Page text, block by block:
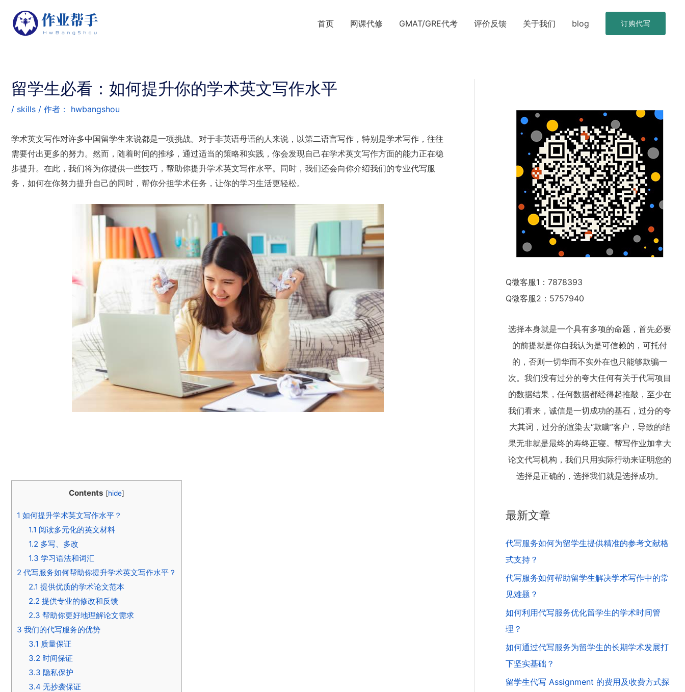
首页 网课代修 GMAT/GRE代考 评价反馈 关于我们 blog 订购代写
留学生必看：如何提升你的学术英文写作水平
/ skills / 作者： hwbangshou
学术英文写作对许多中国留学生来说都是一项挑战。对于非英语母语的人来说，以第二语言写作，特别是学术写作，往往
需要付出更多的努力。然而，随着时间的推移，通过适当的策略和实践，你会发现自己在学术英文写作方面的能力正在稳
步提升。在此，我们将为你提供一些技巧，帮助你提升学术英文写作水平。同时，我们还会向你介绍我们的专业代写服
务，如何在你努力提升自己的同时，帮你分担学术任务，让你的学习生活更轻松。
Contents [hide]
1 如何提升学术英文写作水平？
1.1 阅读多元化的英文材料
1.2 多写、多改
1.3 学习语法和词汇
2 代写服务如何帮助你提升学术英文写作水平？
2.1 提供优质的学术论文范本
2.2 提供专业的修改和反馈
2.3 帮助你更好地理解论文需求
3 我们的代写服务的优势
3.1 质量保证
3.2 时间保证
3.3 隐私保护
3.4 无抄袭保证
Q微客服1：7878393
Q微客服2：5757940
选择本身就是一个具有多项的命题，首先必要
的前提就是你自我认为是可信赖的，可托付
的，否则一切华而不实外在也只能够欺骗一
次。我们没有过分的夸大任何有关于代写项目
的数据结果，任何数据都经得起推敲，至少在
我们看来，诚信是一切成功的基石，过分的夸
大其词，过分的渲染去“欺瞒”客户，导致的结
果无非就是最终的寿终正寝。帮写作业加拿大
论文代写机构，我们只用实际行动来证明您的
选择是正确的，选择我们就是选择成功。
最新文章
代写服务如何为留学生提供精准的参考文献格
式支持？
代写服务如何帮助留学生解决学术写作中的常
见难题？
如何利用代写服务优化留学生的学术时间管
理？
如何通过代写服务为留学生的长期学术发展打
下坚实基础？
留学生代写 Assignment 的费用及收费方式探